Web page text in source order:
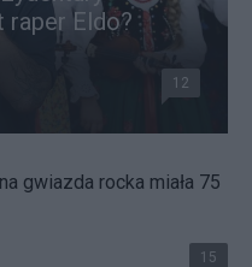
Eldo?
12
gwiazda rocka miała 75
15